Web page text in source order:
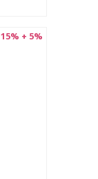
15% + 5%